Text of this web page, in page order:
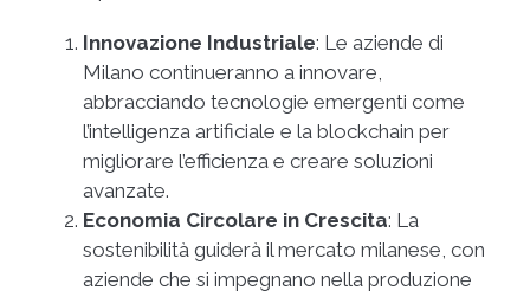
Innovazione Industriale: Le aziende di
Milano continueranno a innovare,
abbracciando tecnologie emergenti come
l’intelligenza artificiale e la blockchain per
migliorare l’efficienza e creare soluzioni
avanzate.
Economia Circolare in Crescita: La
sostenibilità guiderà il mercato milanese, con
aziende che si impegnano nella produzione